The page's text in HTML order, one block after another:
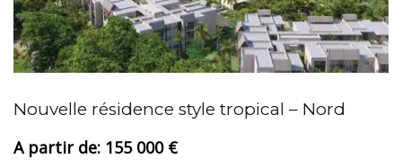
Nouvelle résidence style tropical – Nord
155 000 €